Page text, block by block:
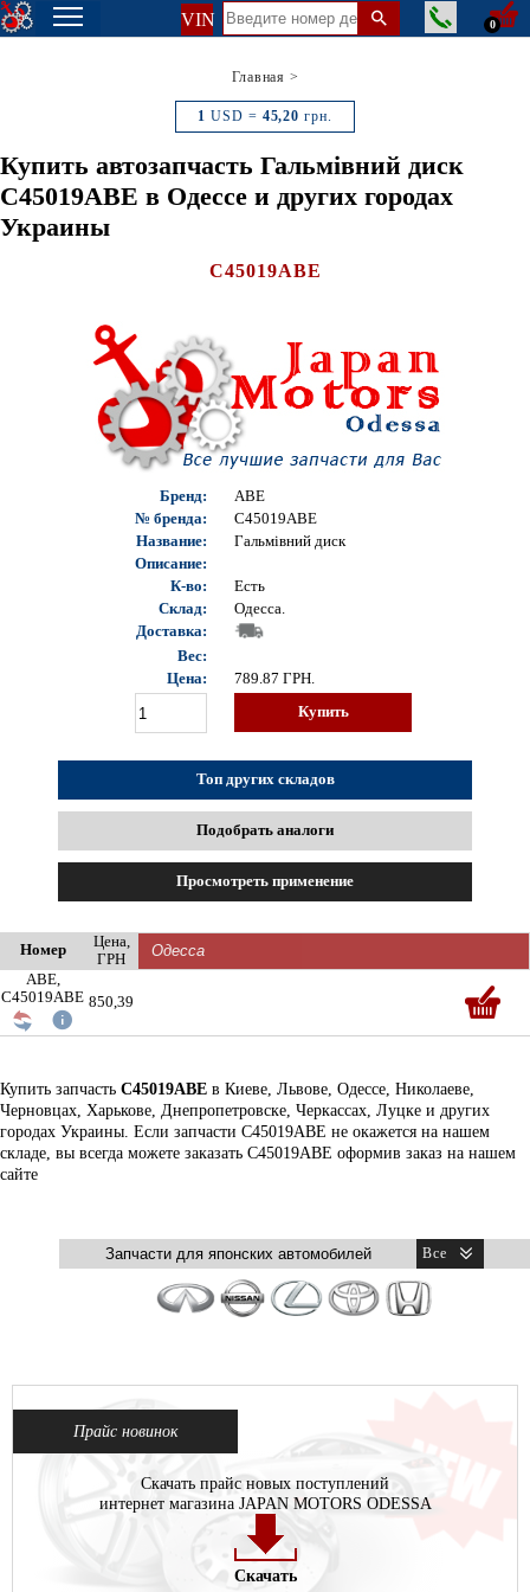
VIN 0
Главная >
1 USD = 45,20 грн.
Купить автозапчасть Гальмівний диск
C45019ABE в Одессе и других городах
Украины
C45019ABE
Бренд:
ABE
№ бренда:
C45019ABE
Название:
Гальмівний диск
Описание:
К-во:
Есть
Склад:
Одесса.
Доставка:
Вес:
Цена:
789.87 ГРН.
Купить
Топ других складов
Подобрать аналоги
Просмотреть применение
Номер
Цена,
ГРН
ABE,
C45019ABE 850,39
Купить запчасть C45019ABE в Киеве, Львове, Одессе, Николаеве,
Черновцах, Харькове, Днепропетровске, Черкассах, Луцке и других
городах Украины. Если запчасти C45019ABE не окажется на нашем
складе, вы всегда можете заказать C45019ABE оформив заказ на нашем
сайте
Прайс новинок
Скачать прайс новых поступлений
интернет магазина JAPAN MOTORS ODESSA
Скачать